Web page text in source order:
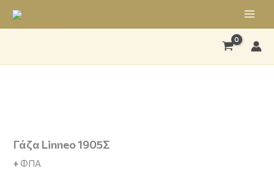
στο
Γάζα Linneo 1905Σ
+ ΦΠΑ
ποσότητα